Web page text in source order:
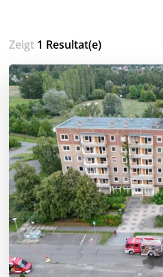
Zeigt 1 Resultat(e)